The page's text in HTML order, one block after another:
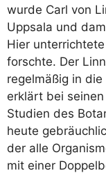
wurde Carl von
Uppsala und
Hier
forschte. Der
regelmäßig in die
erklärt bei
Studien des
heute
der alle
mit einer